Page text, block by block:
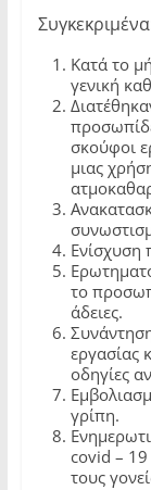
Κατά το
γενική
σκούφοι
μιας
Ενίσχυση
το
άδειες.
εργασίας
οδηγίες
γρίπη.
covid – 19
τους